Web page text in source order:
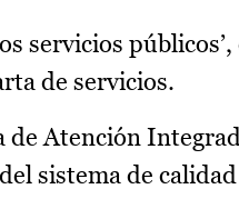
servicios
de servicios.
de Atención
sistema de